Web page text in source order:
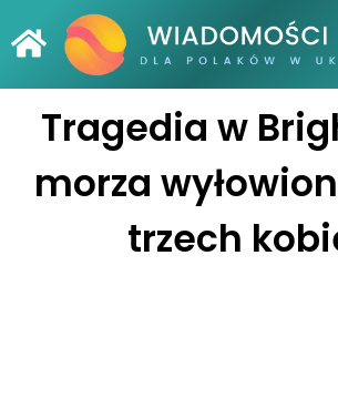
Tragedia w
morza
trzech